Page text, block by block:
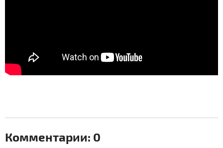
Комментарии: 0